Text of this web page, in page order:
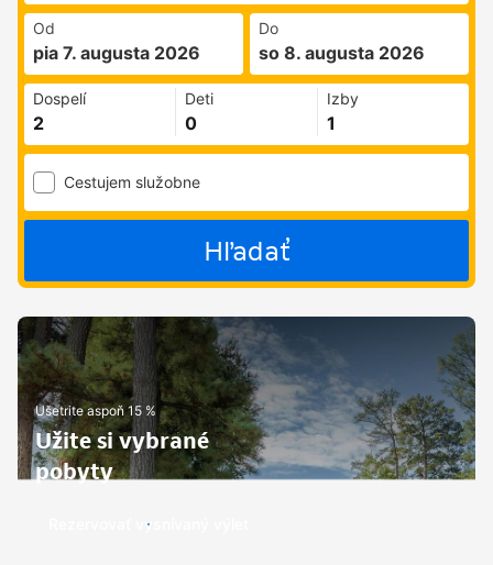
Od
pia 7. augusta 2026
Do
so 8. augusta 2026
Dospelí Deti Izby
Cestujem služobne
Hľadať
Ušetrite aspoň 15 %
Užite si vybrané
pobyty
Rezervovať vysnívaný výlet